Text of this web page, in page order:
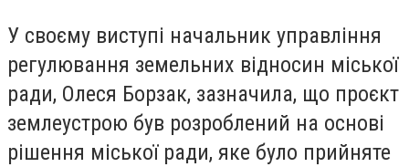
У своєму виступі начальник управління
регулювання земельних відносин міської
ради, Олеся Борзак, зазначила, що проєкт
землеустрою був розроблений на основі
рішення міської ради, яке було прийняте